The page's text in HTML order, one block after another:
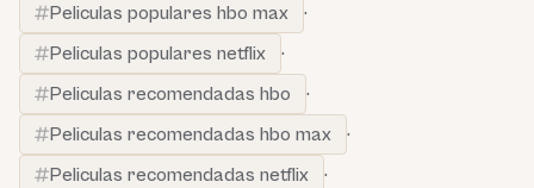
Peliculas populares hbo max
·
Peliculas populares netflix
·
Peliculas recomendadas hbo
·
Peliculas recomendadas hbo max
·
Peliculas recomendadas netflix
·